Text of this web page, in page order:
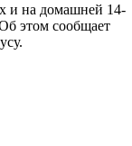
и на домашней 14-
этом сообщает